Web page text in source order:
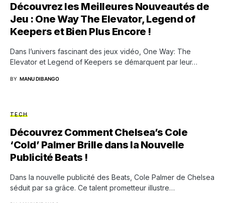
Découvrez les Meilleures Nouveautés de
Jeu : One Way The Elevator, Legend of
Keepers et Bien Plus Encore !
Dans l’univers fascinant des jeux vidéo, One Way: The
Elevator et Legend of Keepers se démarquent par leur…
BY MANU DIBANGO
TECH
Découvrez Comment Chelsea’s Cole
‘Cold’ Palmer Brille dans la Nouvelle
Publicité Beats !
Dans la nouvelle publicité des Beats, Cole Palmer de Chelsea
séduit par sa grâce. Ce talent prometteur illustre…